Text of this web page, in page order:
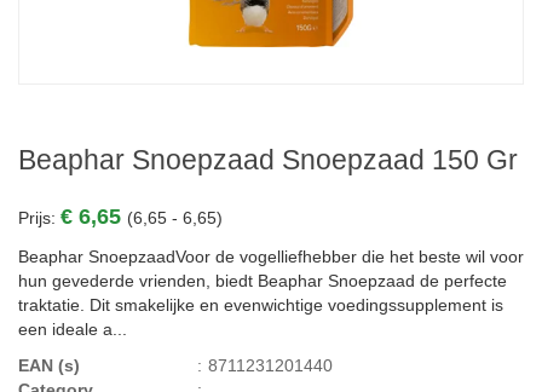
Beaphar Snoepzaad Snoepzaad 150 Gr
Prijs: € 6,65 (6,65 - 6,65)
Beaphar SnoepzaadVoor de vogelliefhebber die het beste wil voor
hun gevederde vrienden, biedt Beaphar Snoepzaad de perfecte
traktatie. Dit smakelijke en evenwichtige voedingssupplement is
een ideale a...
EAN (s)
: 8711231201440